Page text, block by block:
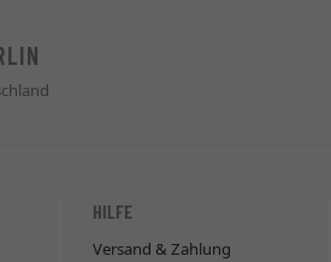
HILFE
Versand & Zahlung